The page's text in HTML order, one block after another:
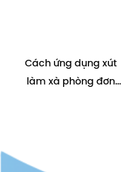
Cách ứng dụng xút
làm xà phòng đơn